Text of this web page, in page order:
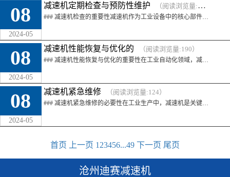
08
2024-05
减速机定期检查与预防性维护 （阅读浏览量:198）
08
2024-05
减速机性能恢复与优化的 （阅读浏览量:190）
08
2024-05
减速机紧急维修 （阅读浏览量:124）
首页 上一页 1 23456...49 下一页 尾页
沧州迪赛减速机